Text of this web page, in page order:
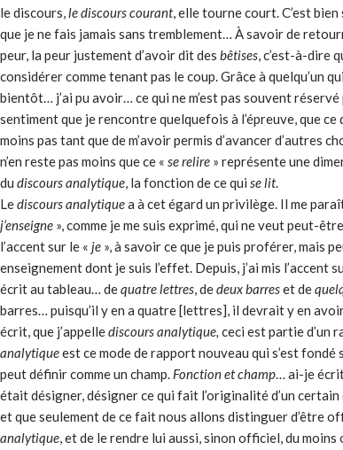
le discours,le discours courant, elle tourne court. C’est
que je ne fais jamais sans tremblement… À savoir de
peur, la peur justement d’avoir dit des bêtises, c’est-à-dire
considérer comme tenant pas le coup. Grâce à quelqu’un
bientôt… j’ai pu avoir… ce qui ne m’est pas souvent
sentiment que je rencontre quelquefois à l’épreuve, que ce
moins pas tant que de m’avoir permis d’avancer d’autres
n’en reste pas moins que ce « se relire » représente une
du discours analytique, la fonction de ce qui se lit.
Lediscours analytiquea à cet égard un privilège. Il me
j’enseigne », comme je me suis exprimé, qui ne veut peut-
l’accent sur le « je », à savoir ce que je puis proférer, mais
enseignement dont je suis l’effet. Depuis, j’ai mis l’accent
écrit au tableau… dequatre lettres, dedeux barreset de
barres… puisqu’il y en a quatre [lettres], il devrait y en
écrit, que j’appellediscours analytique, ceci est partie d’un
analytiqueest ce mode de rapport nouveau qui s’est fondé
peut définir comme un champ. Fonction et champ… ai-je
était désigner, désigner ce qui fait l’originalité d’un
et que seulement de ce fait nous allons distinguer d’être
analytique, et de le rendre lui aussi, sinon officiel, du